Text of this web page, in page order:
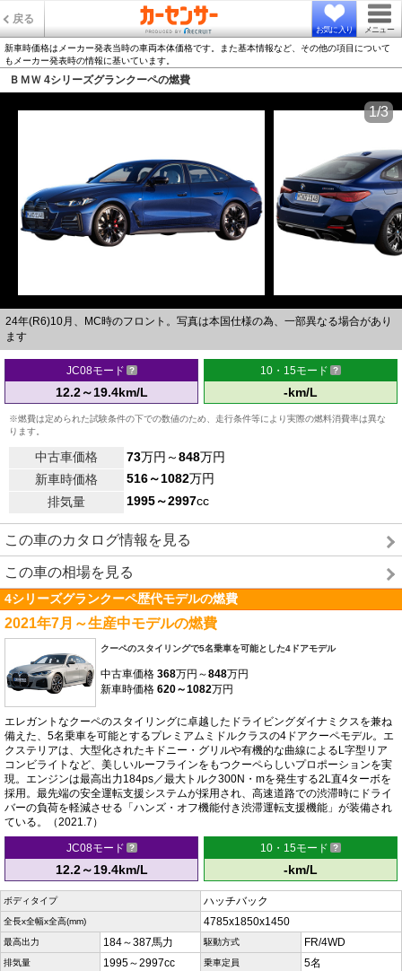
戻る
お気に入り メニュー
新車時価格はメーカー発表当時の車両本体価格です。また基本情報など、その他の項目について
もメーカー発表時の情報に基いています。
ＢＭＷ 4シリーズグランクーペの燃費
24年(R6)10月、MC時のフロント。写真は本国仕様の為、一部異なる場合があり
ます
1/3
JC08モード
12.2～19.4km/L
10・15モード
-km/L
※燃費は定められた試験条件の下での数値のため、走行条件等により実際の燃料消費率は異な
ります。
中古車価格 73万円～848万円
新車時価格
516～1082万円
排気量
1995～2997cc
この車のカタログ情報を見る
この車の相場を見る
4シリーズグランクーペ歴代モデルの燃費
2021年7月～生産中モデルの燃費
クーペのスタイリングで5名乗車を可能とした4ドアモデル
中古車価格 368万円～848万円
新車時価格 620～1082万円
エレガントなクーペのスタイリングに卓越したドライビングダイナミクスを兼ね
備えた、5名乗車を可能とするプレミアムミドルクラスの4ドアクーペモデル。エ
クステリアは、大型化されたキドニー・グリルや有機的な曲線によるL字型リア
コンビライトなど、美しいルーフラインをもつクーペらしいプロポーションを実
現。エンジンは最高出力184ps／最大トルク300N・mを発生する2L直4ターボを
採用。最先端の安全運転支援システムが採用され、高速道路での渋滞時にドライ
バーの負荷を軽減させる「ハンズ・オフ機能付き渋滞運転支援機能」が装備され
ている。（2021.7）
JC08モード
12.2～19.4km/L
10・15モード
-km/L
ボディタイプ ハッチバック
全長x全幅x全高(mm) 4785x1850x1450
最高出力 184～387馬力 駆動方式 FR/4WD
排気量 1995～2997cc 乗車定員
5名